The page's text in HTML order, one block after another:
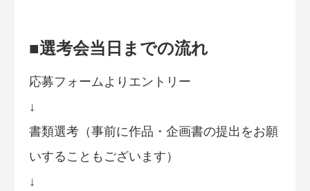
■選考会当日までの流れ
応募フォームよりエントリー
↓
書類選考（事前に作品・企画書の提出をお願
いすることもございます）
↓